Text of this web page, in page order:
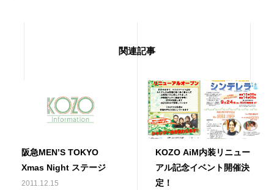
関連記事
阪急MEN’S TOKYO
Xmas Night ステージ
2011.12.15
KOZO AiM内装リニュー
アル記念イベント開催決
定！